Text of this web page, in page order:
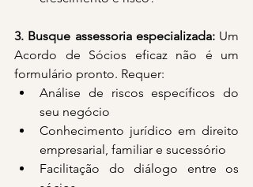
3. Busque assessoria especializada: Um
Acordo de Sócios eficaz não é um
formulário pronto. Requer:
Análise de riscos específicos do
seu negócio
Conhecimento jurídico em direito
empresarial, familiar e sucessório
Facilitação do diálogo entre os